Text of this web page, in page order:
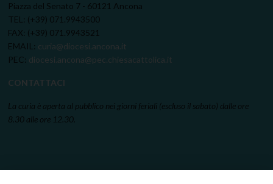
Piazza del Senato 7 - 60121 Ancona
TEL: (+39) 071.9943500
FAX: (+39) 071.9943521
EMAIL: curia@diocesi.ancona.it
PEC: diocesi.ancona@pec.chiesacattolica.it
CONTATTACI
La curia è aperta al pubblico nei giorni feriali (escluso il sabato) dalle ore
8.30 alle ore 12.30.